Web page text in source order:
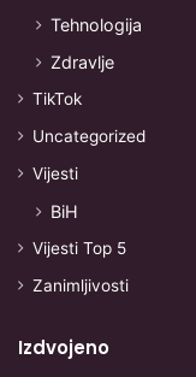
Tehnologija
Zdravlje
TikTok
Uncategorized
Vijesti
BiH
Vijesti Top 5
Zanimljivosti
Izdvojeno